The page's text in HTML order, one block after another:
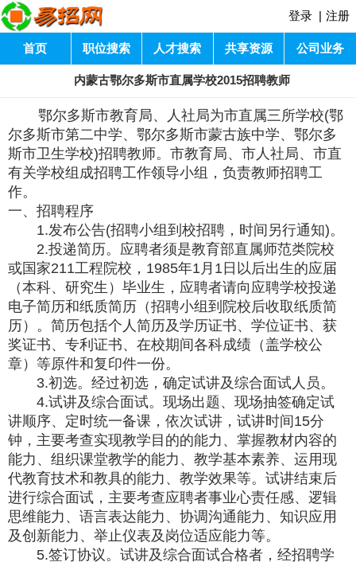
注册
|
登录
首页 职位搜索 人才搜索 共享资源 公司业务
内蒙古鄂尔多斯市直属学校2015招聘教师
鄂尔多斯市教育局、人社局为市直属三所学校(鄂
尔多斯市第二中学、鄂尔多斯市蒙古族中学、鄂尔多
斯市卫生学校)招聘教师。市教育局、市人社局、市直
有关学校组成招聘工作领导小组，负责教师招聘工
作。
一、招聘程序
1.发布公告(招聘小组到校招聘，时间另行通知)。
2.投递简历。应聘者须是教育部直属师范类院校
或国家211工程院校，1985年1月1日以后出生的应届
（本科、研究生）毕业生，应聘者请向应聘学校投递
电子简历和纸质简历（招聘小组到院校后收取纸质简
历）。简历包括个人简历及学历证书、学位证书、获
奖证书、专利证书、在校期间各科成绩（盖学校公
章）等原件和复印件一份。
3.初选。经过初选，确定试讲及综合面试人员。
4.试讲及综合面试。现场出题、现场抽签确定试
讲顺序、定时统一备课，依次试讲，试讲时间15分
钟，主要考查实现教学目的的能力、掌握教材内容的
能力、组织课堂教学的能力、教学基本素养、运用现
代教育技术和教具的能力、教学效果等。试讲结束后
进行综合面试，主要考查应聘者事业心责任感、逻辑
思维能力、语言表达能力、协调沟通能力、知识应用
及创新能力、举止仪表及岗位适应能力等。
5.签订协议。试讲及综合面试合格者，经招聘学